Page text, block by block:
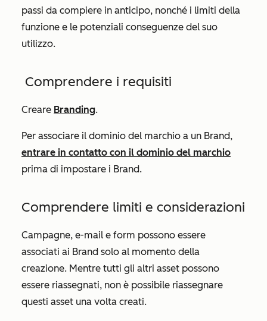
passi da compiere in anticipo, nonché i limiti della
funzione e le potenziali conseguenze del suo
utilizzo.
Comprendere i requisiti
Creare Branding.
Per associare il dominio del marchio a un Brand,
entrare in contatto con il dominio del marchio
prima di impostare i Brand.
Comprendere limiti e considerazioni
Campagne, e-mail e form possono essere
associati ai Brand solo al momento della
creazione. Mentre tutti gli altri asset possono
essere riassegnati, non è possibile riassegnare
questi asset una volta creati.